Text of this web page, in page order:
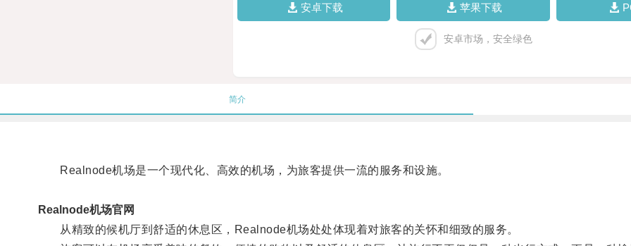
安卓下载 苹果下载
安卓市场，安全绿色
简介
Realnode机场是一个现代化、高效的机场，为旅客提供一流的服务和设施。
Realnode机场官网
从精致的候机厅到舒适的休息区，Realnode机场处处体现着对旅客的关怀和细致的服务。